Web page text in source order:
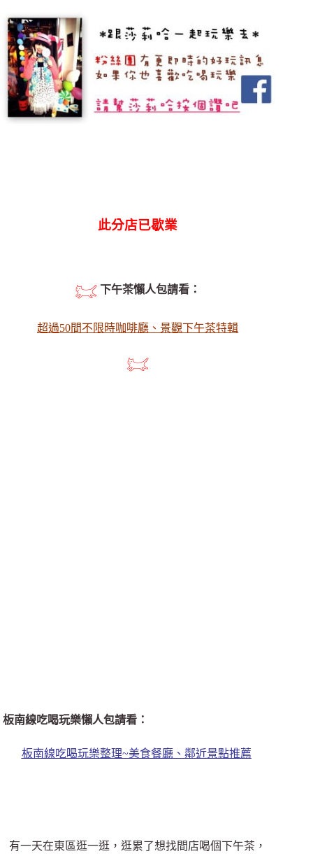
此分店已歇業
下午茶懶人包請看：
超過50間不限時咖啡廳、景觀下午茶特輯
板南線吃喝玩樂懶人包請看：
板南線吃喝玩樂整理~美食餐廳、鄰近景點推薦
有一天在東區逛一逛，逛累了想找間店喝個下午茶，